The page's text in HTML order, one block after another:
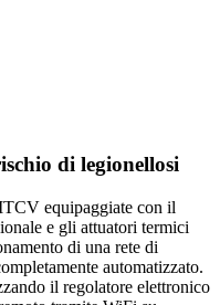
di legionellosi
equipaggiate con il
e gli attuatori termici
di una rete di
automatizzato.
il regolatore elettronico